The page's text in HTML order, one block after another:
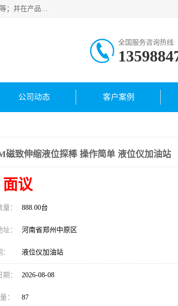
河南福瑞德仪表有限公司是生产销售电容液位计、液氨液位计、小量程液位计定制、智能锅炉水位计、液氮液位计等；并在产品开发、研制的过程中，吸取国内外仪器仪表的技术精华，建立了一支高、精、尖的科研开发队伍，使产品性能不断升级。
全国服务咨询热线:
公司动态 客户案例
磁致伸缩液位探棒 操作简单 液位仪加油站
面议
： 888.00台
： 河南省郑州中原区
液位仪加油站
： 2026-08-08
： 87